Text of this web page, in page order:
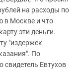
на расходы по
в Москве и что
эти деньги.
"издержек
По
свидетель Евтухов